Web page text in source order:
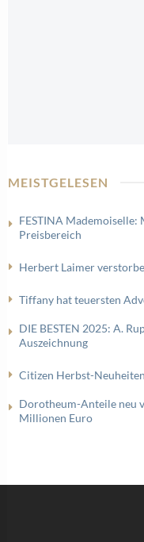
MEISTGELESEN
FESTINA Mademoiselle:
Preisbereich
Herbert Laimer
Tiffany hat teuersten
DIE BESTEN 2025: A.
Auszeichnung
Citizen Herbst-
Dorotheum-Anteile neu
Millionen Euro